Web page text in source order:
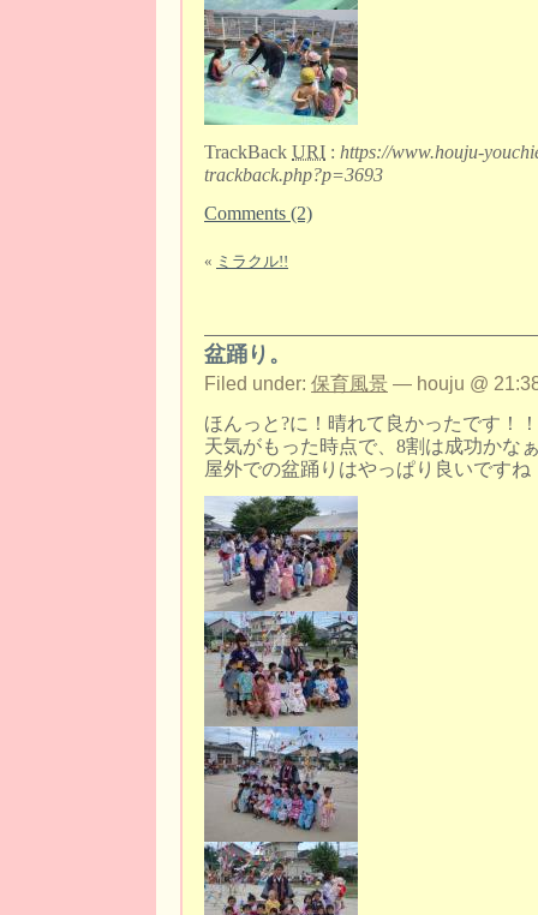
TrackBack URI : https://www.houju-
trackback.php?p=3693
Comments (2)
« ミラクル!!
盆踊り。
Filed under: 保育風景 — houju @
ほんっと?に！晴れて良かったです！！
天気がもった時点で、8割は成功かな
屋外での盆踊りはやっぱり良いですね